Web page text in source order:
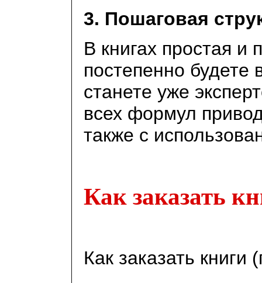
3. Пошаговая
В книгах простая и
постепенно будете
станете уже
всех формул
также с
Как заказать
Как заказать книги